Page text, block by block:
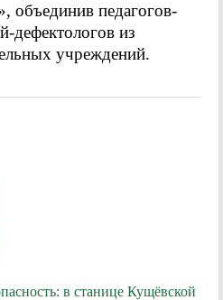
объединив педагогов-
дефектологов из
учреждений.
в станице Кущёвской